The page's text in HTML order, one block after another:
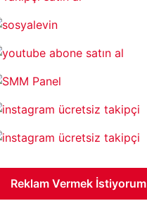
Reklam Vermek İstiyorum